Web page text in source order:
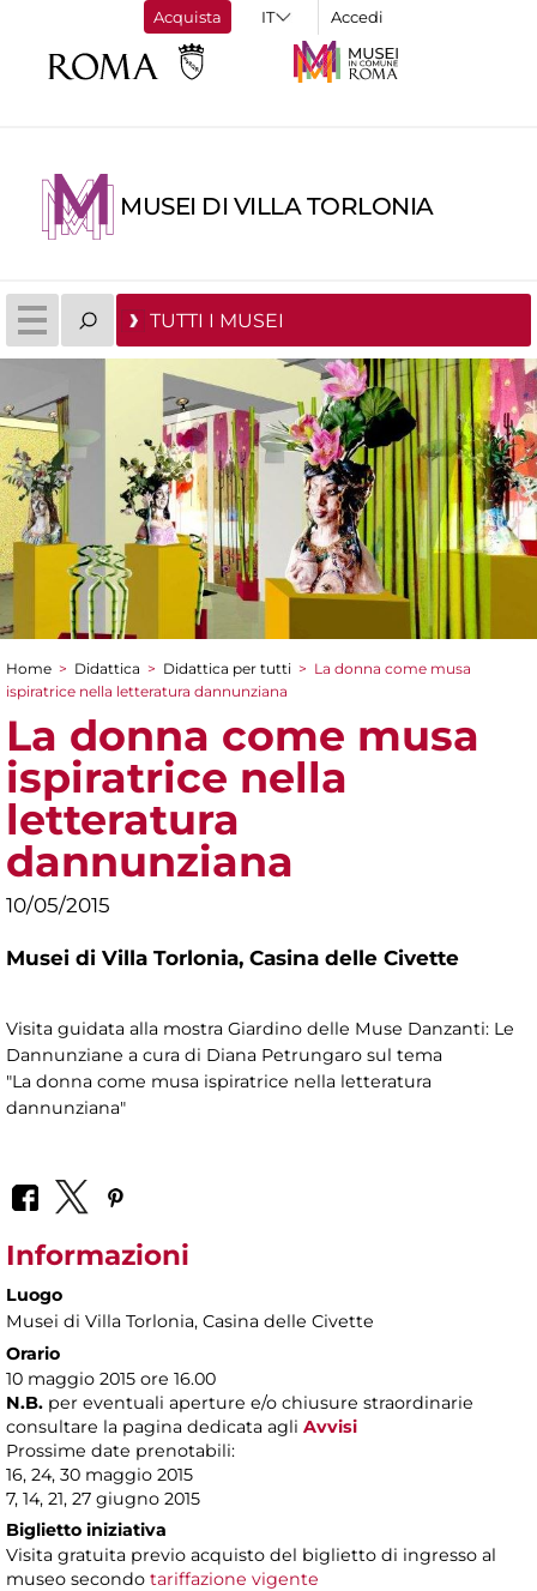
Acquista Accedi
MUSEI DI VILLA TORLONIA
TUTTI I MUSEI
Tu sei qui
Home > Didattica > Didattica per tutti > La donna come musa
ispiratrice nella letteratura dannunziana
La donna come musa
ispiratrice nella
letteratura
dannunziana
10/05/2015
Musei di Villa Torlonia, Casina delle Civette
Visita guidata alla mostra Giardino delle Muse Danzanti: Le
Dannunziane a cura di Diana Petrungaro sul tema
"La donna come musa ispiratrice nella letteratura
dannunziana"
Informazioni
Luogo
Musei di Villa Torlonia, Casina delle Civette
Orario
10 maggio 2015 ore 16.00
N.B. per eventuali aperture e/o chiusure straordinarie
consultare la pagina dedicata agli Avvisi
Prossime date prenotabili:
16, 24, 30 maggio 2015
7, 14, 21, 27 giugno 2015
Biglietto iniziativa
Visita gratuita previo acquisto del biglietto di ingresso al
museo secondo tariffazione vigente